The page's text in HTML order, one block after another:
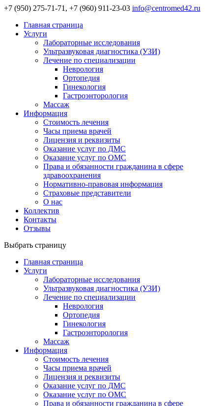
+7 (950) 275-71-71, +7 (960) 911-23-03 info@centromed42.ru
Главная страница
Услуги
Лабораторные исследования
Ультразвуковая диагностика (УЗИ)
Лечение по специализации
Неврология
Ортопедия
Гинекология
Гастроэнторология
Массаж
Информация
Стоимость лечения
Часы приема врачей
Лицензия и реквизиты
Оказание услуг по ДМС
Оказание услуг по ОМС
Права и обязанности гражданина в сфере
здравоохранения
Нормативно-правовая информация
Страховые представители
О нас
Коллектив
Контакты
Отзывы
Выбрать страницу
Главная страница
Услуги
Лабораторные исследования
Ультразвуковая диагностика (УЗИ)
Лечение по специализации
Неврология
Ортопедия
Гинекология
Гастроэнторология
Массаж
Информация
Стоимость лечения
Часы приема врачей
Лицензия и реквизиты
Оказание услуг по ДМС
Оказание услуг по ОМС
Права и обязанности гражданина в сфере